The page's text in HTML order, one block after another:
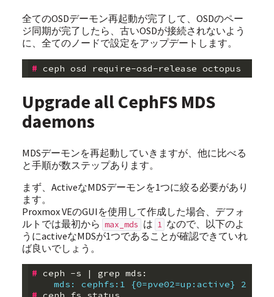
全てのOSDデーモン再起動が完了して、OSDのペー
ジ同期が完了したら、古いOSDが接続されないよう
に、全てのノードで設定をアップデートします。
#
Upgrade all CephFS MDS
daemons
MDSデーモンを再起動していきますが、他に比べる
と手順が数ステップあります。
まず、ActiveなMDSデーモンを1つに絞る必要があり
ます。
Proxmox VEのGUIを使用して作成した場合、デフォ
ルトでは最初から max_mds は 1 なので、以下のよ
うにactiveなMDSが1つであることが確認できていれ
ば良いでしょう。
# ceph -s |
mds: cephfs:1 {0=pve02=up:active} 2